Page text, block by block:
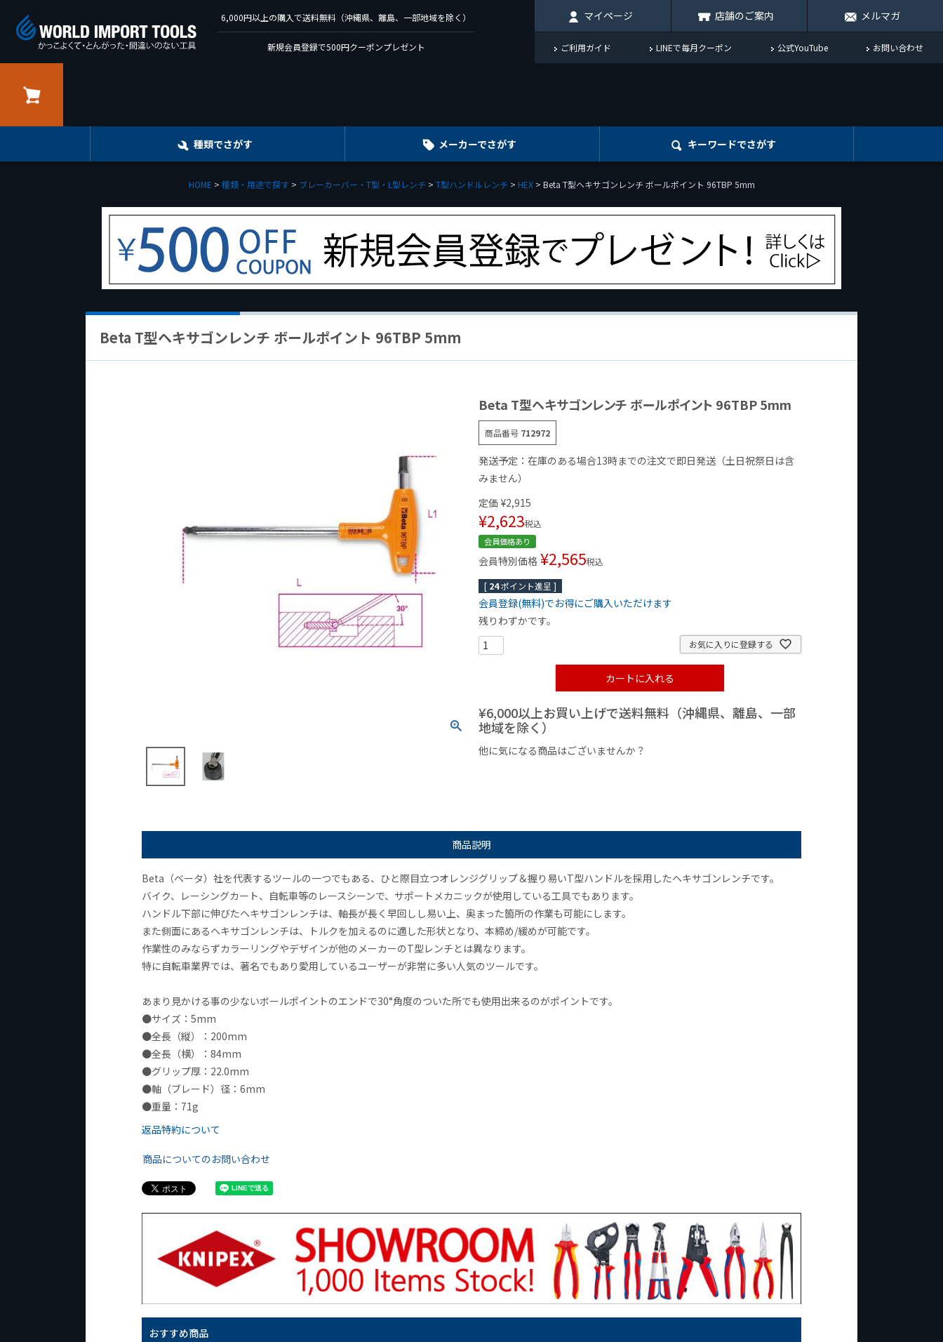
6,000円以上の購入で送料無料（沖縄県、離島、一部地域を除く）
新規会員登録で500円クーポンプレゼント
マイページ 店舗のご案内 メルマガ
ご利用ガイド LINEで毎月クーポン 公式YouTube お問い合わせ
種類でさがす メーカーでさがす キーワードでさがす
HOME 種類・用途で探す ブレーカーバー・T型・L型レンチ T型ハンドルレンチ HEX Beta T型ヘキサゴンレンチ ボールポイント 96TBP 5mm
Beta T型ヘキサゴンレンチ ボールポイント 96TBP 5mm
Beta T型ヘキサゴンレンチ ボールポイント 96TBP 5mm
商品番号 712972
発送予定：在庫のある場合13時までの注文で即日発送（土日祝祭日は含
みません）
定価 ¥2,915
¥2,623税込
会員価格あり
会員特別価格 ¥2,565税込
[ 24ポイント進呈 ]
会員登録(無料)でお得にご購入いただけます
残りわずかです。
お気に入りに登録する
カートに入れる
¥6,000以上お買い上げで送料無料（沖縄県、離島、一部
地域を除く）
他に気になる商品はございませんか？
商品説明
Beta（ベータ）社を代表するツールの一つでもある、ひと際目立つオレンジグリップ＆握り易いT型ハンドルを採用したヘキサゴンレンチです。
バイク、レーシングカート、自転車等のレースシーンで、サポートメカニックが使用している工具でもあります。
ハンドル下部に伸びたヘキサゴンレンチは、軸長が長く早回しし易い上、奥まった箇所の作業も可能にします。
また側面にあるヘキサゴンレンチは、トルクを加えるのに適した形状となり、本締め/緩めが可能です。
作業性のみならずカラーリングやデザインが他のメーカーのT型レンチとは異なります。
特に自転車業界では、著名でもあり愛用しているユーザーが非常に多い人気のツールです。
あまり見かける事の少ないボールポイントのエンドで30°角度のついた所でも使用出来るのがポイントです。
●サイズ：5mm
●全長（縦）：200mm
●全長（横）：84mm
●グリップ厚：22.0mm
●軸（ブレード）径：6mm
●重量：71g
返品特約について
商品についてのお問い合わせ
おすすめ商品